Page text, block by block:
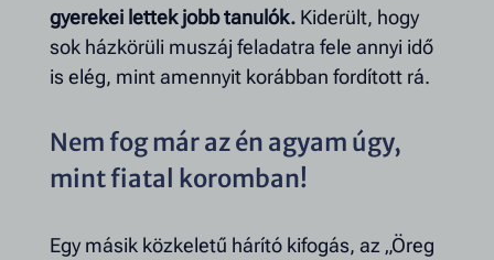
gyerekei lettek jobb tanulók.Kiderült, hogy
sok házkörüli muszáj feladatra fele annyi idő
is elég, mint amennyit korábban fordított rá.
Nem fog már az én agyam úgy,
mint fiatal koromban!
Egy másik közkeletű hárító kifogás, az „Öreg